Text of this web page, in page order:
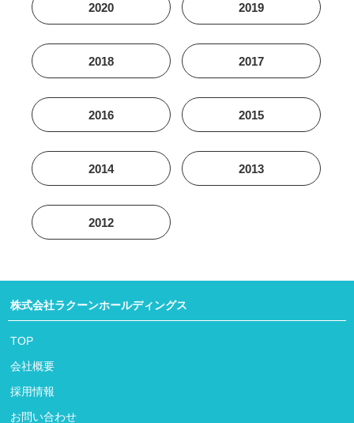
2020 2019
2018 2017
2016 2015
2014 2013
2012
株式会社ラクーンホールディングス
TOP
会社概要
採用情報
お問い合わせ